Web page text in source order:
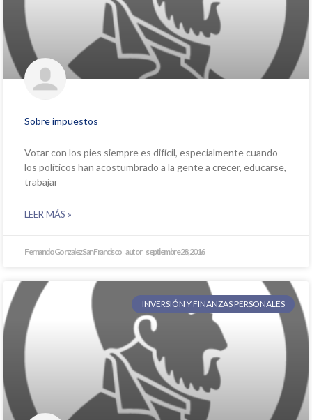
Sobre impuestos
Votar con los pies siempre es difícil, especialmente cuando
los políticos han acostumbrado a la gente a crecer, educarse,
trabajar
LEER MÁS »
Fernando Gonzalez San Francisco septiembre 28, 2016
INVERSIÓN Y FINANZAS PERSONALES